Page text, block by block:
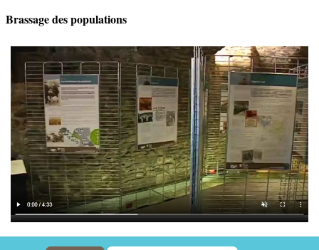
Brassage des populations